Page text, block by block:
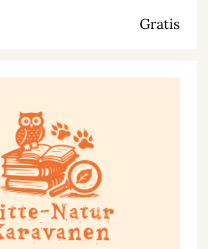
Gratis